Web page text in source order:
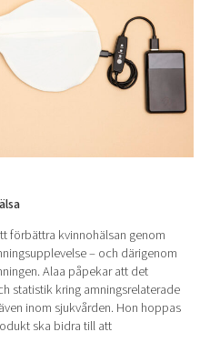
förbättra kvinnohälsan genom
– och därigenom
Alaa påpekar att det
statistik kring amningsrelaterade
inom sjukvården. Hon hoppas
ska bidra till att